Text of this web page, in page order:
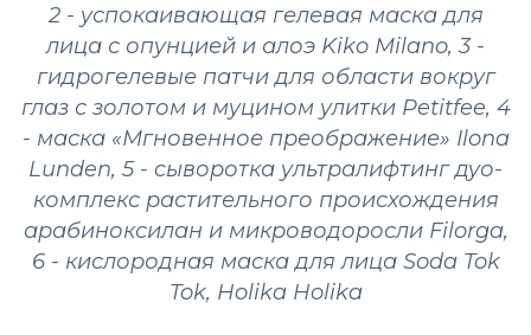
2 - успокаивающая гелевая маска для
лица с опунцией и алоэ Kiko Milano, 3 -
гидрогелевые патчи для области вокруг
глаз с золотом и муцином улитки Petitfee, 4
- маска «Мгновенное преображение» Ilona
Lunden, 5 - cыворотка ультралифтинг дуо-
комплекс растительного происхождения
арабиноксилан и микроводоросли Filorga,
6 - кислородная маска для лица Soda Tok
Tok, Holika Holika